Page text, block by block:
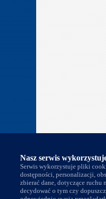
Nasz serwis
Serwis wykorzystuje pliki
dostępności, personalizacji,
zbierać dane, dotyczące ruchu
decydować o tym czy